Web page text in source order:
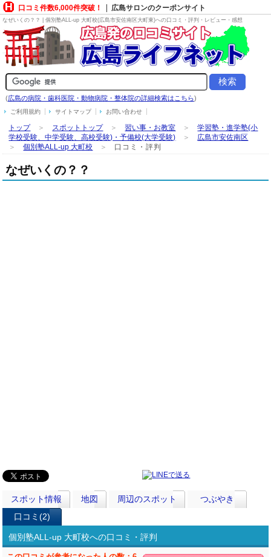
口コミ件数6,000件突破！ 広島サロンのクーポンサイト
なぜいくの？？ | 個別塾ALL-up 大町校(広島市安佐南区大町東)への口コミ・評判・レビュー・感想
(広島の病院・歯科医院・動物病院・整体院の詳細検索はこちら)
ご利用規約 サイトマップ お問い合わせ
トップ＞ スポットトップ＞習い事・お教室 ＞学習塾・進学塾(小
学校受験、中学受験、高校受験)・予備校(大学受験) ＞ 広島市安佐南区
＞個別塾ALL-up 大町校 ＞ 口コミ・評判
なぜいくの？？
スポット情報 地図 周辺のスポット
つぶやき
口コミ(2)
個別塾ALL-up 大町校への口コミ・評判